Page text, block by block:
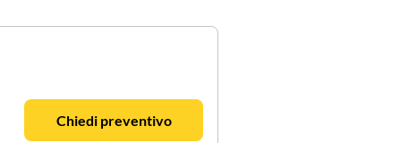
Chiedi preventivo